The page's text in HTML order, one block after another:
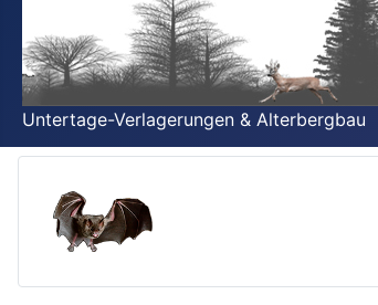
Untertage-Verlagerungen & Alterbergbau